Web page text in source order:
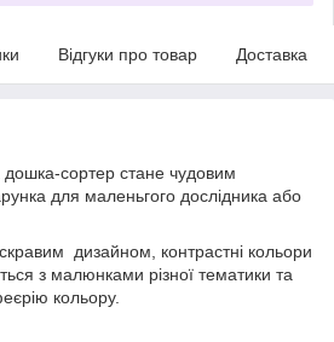
Відгуки про товар Доставка
сортер стане чудовим
для маленьгого дослідника або
дизайном, контрастні кольори
з малюнками різної тематики та
кольору.